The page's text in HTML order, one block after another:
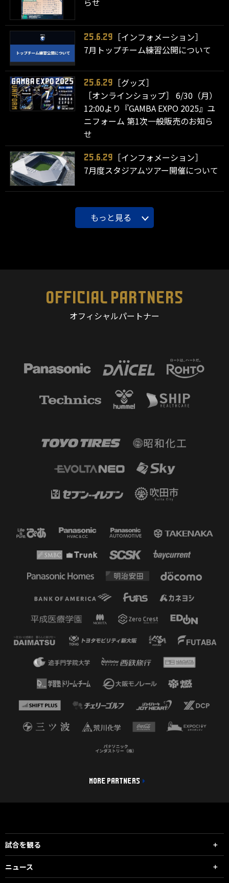
25.6.29
［インフォメーション］
7月トップチーム練習公開について
25.6.29
［グッズ］
［オンラインショップ］ 6/30（月）
12:00より『GAMBA EXPO 2025』ユ
ニフォーム 第1次一般販売のお知ら
せ
25.6.29
［インフォメーション］
7月度スタジアムツアー開催について
もっと見る
OFFICIAL PARTNERS
オフィシャルパートナー
MORE PARTNERS
試合を観る
ニュース